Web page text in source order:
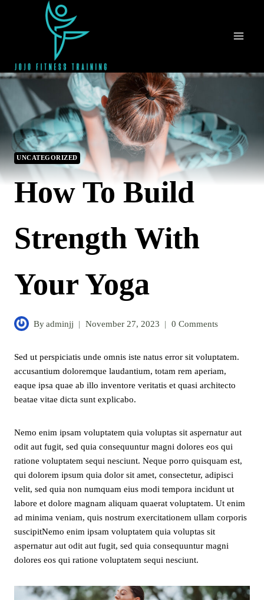
UNCATEGORIZED
How To Build
Strength With
Your Yoga
Byadminjj November 27, 2023 0 Comments
Sed ut perspiciatis unde omnis iste natus error sit voluptatem.
accusantium doloremque laudantium, totam rem aperiam,
eaque ipsa quae ab illo inventore veritatis et quasi architecto
beatae vitae dicta sunt explicabo.
Nemo enim ipsam voluptatem quia voluptas sit aspernatur aut
odit aut fugit, sed quia consequuntur magni dolores eos qui
ratione voluptatem sequi nesciunt. Neque porro quisquam est,
qui dolorem ipsum quia dolor sit amet, consectetur, adipisci
velit, sed quia non numquam eius modi tempora incidunt ut
labore et dolore magnam aliquam quaerat voluptatem. Ut enim
ad minima veniam, quis nostrum exercitationem ullam corporis
suscipitNemo enim ipsam voluptatem quia voluptas sit
aspernatur aut odit aut fugit, sed quia consequuntur magni
dolores eos qui ratione voluptatem sequi nesciunt.